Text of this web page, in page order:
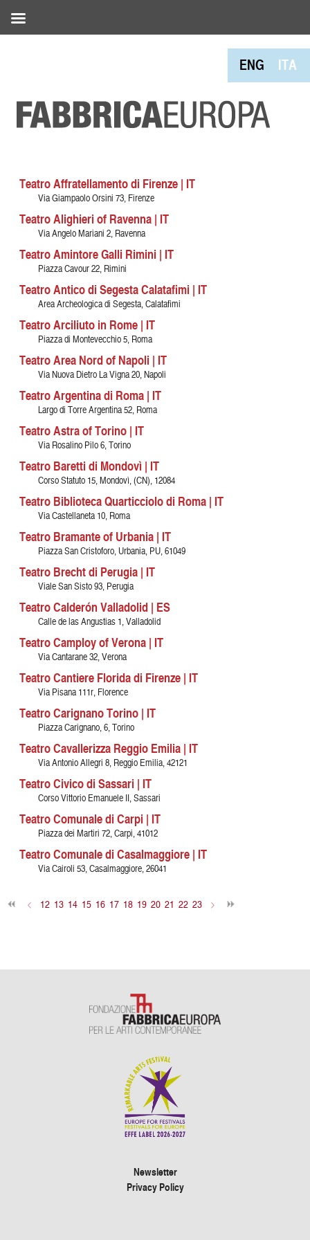
ENG ITA
Teatro Affratellamento di Firenze | IT
Via Giampaolo Orsini 73, Firenze
Teatro Alighieri of Ravenna | IT
Via Angelo Mariani 2, Ravenna
Teatro Amintore Galli Rimini | IT
Piazza Cavour 22, Rimini
Teatro Antico di Segesta Calatafimi | IT
Area Archeologica di Segesta, Calatafimi
Teatro Arciliuto in Rome | IT
Piazza di Montevecchio 5, Roma
Teatro Area Nord of Napoli | IT
Via Nuova Dietro La Vigna 20, Napoli
Teatro Argentina di Roma | IT
Largo di Torre Argentina 52, Roma
Teatro Astra of Torino | IT
Via Rosalino Pilo 6, Torino
Teatro Baretti di Mondovì | IT
Corso Statuto 15, Mondovì, (CN), 12084
Teatro Biblioteca Quarticciolo di Roma | IT
Via Castellaneta 10, Roma
Teatro Bramante of Urbania | IT
Piazza San Cristoforo, Urbania, PU, 61049
Teatro Brecht di Perugia | IT
Viale San Sisto 93, Perugia
Teatro Calderón Valladolid | ES
Calle de las Angustias 1, Valladolid
Teatro Camploy of Verona | IT
Via Cantarane 32, Verona
Teatro Cantiere Florida di Firenze | IT
Via Pisana 111r, Florence
Teatro Carignano Torino | IT
Piazza Carignano, 6, Torino
Teatro Cavallerizza Reggio Emilia | IT
Via Antonio Allegri 8, Reggio Emilia, 42121
Teatro Civico di Sassari | IT
Corso Vittorio Emanuele II, Sassari
Teatro Comunale di Carpi | IT
Piazza dei Martiri 72, Carpi, 41012
Teatro Comunale di Casalmaggiore | IT
Via Cairoli 53, Casalmaggiore, 26041
< 12 13 14 15 16 17 18 19 20 21 22 23 >
Newsletter
Privacy Policy